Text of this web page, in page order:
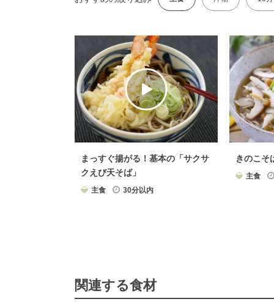
まっすぐ揚がる！基本の「サクサ
クえび天そば」
主食 30分以内
きのこそ
主食
関連する食材